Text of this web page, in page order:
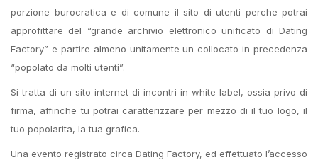
porzione burocratica e di comune il sito di utenti perche potrai
approfittare del “grande archivio elettronico unificato di Dating
Factory” e partire almeno unitamente un collocato in precedenza
“popolato da molti utenti”.
Si tratta di un sito internet di incontri in white label, ossia privo di
firma, affinche tu potrai caratterizzare per mezzo di il tuo logo, il
tuo popolarita, la tua grafica.
Una evento registrato circa Dating Factory, ed effettuato l’accesso